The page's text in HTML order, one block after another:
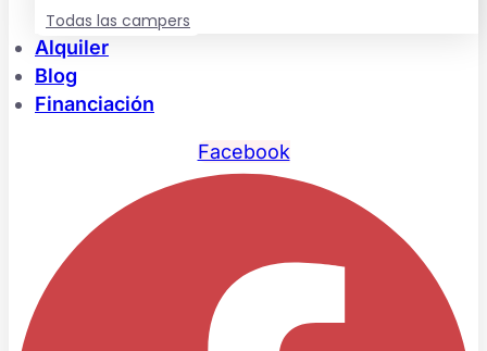
Todas las campers
Alquiler
Blog
Financiación
Facebook